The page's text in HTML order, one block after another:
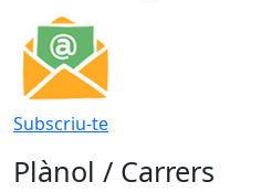
Subscriu-te
Plànol / Carrers